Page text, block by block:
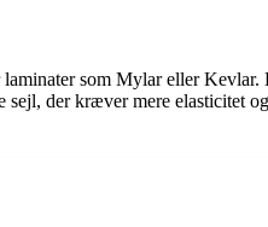
som Mylar eller
der kræver mere